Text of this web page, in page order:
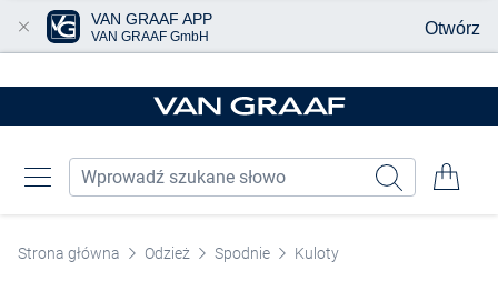
Strona główna Odzież Spodnie Kuloty
VAN GRAAF APP
VAN GRAAF GmbH Otwórz